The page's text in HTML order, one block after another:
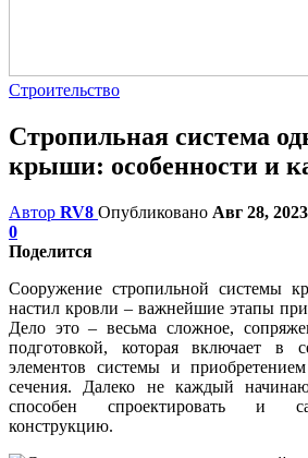
Строительство
Стропильная система
крыши: особенности и
Автор RV8 Опубликовано Авг 28, 2023
0
Поделится
Сооружение стропильной системы
настил кровли – важнейшие этапы
Дело это – весьма сложное,
подготовкой, которая включает в
элементов системы и
сечения. Далеко не каждый
способен спроектировать и
конструкцию.